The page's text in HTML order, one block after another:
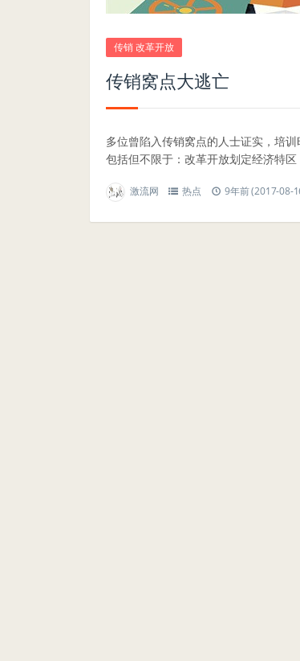
传销 改革开放
传销窝点大逃亡
多位曾陷入传销窝点的人士证实，培
包括但不限于：改革开放划定经济特
激流网 热点 9年前 (2017-08-